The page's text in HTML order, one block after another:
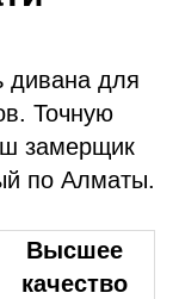
дивана для
Точную
замерщик
по Алматы.
Высшее
качество